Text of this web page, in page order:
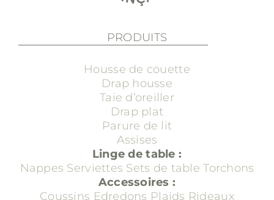
PRODUITS
Housse de couette
Drap housse
Taie d’oreiller
Drap plat
Parure de lit
Assises
Linge de table :
Nappes Serviettes Sets de table Torchons
Accessoires :
Coussins Edredons Plaids Rideaux